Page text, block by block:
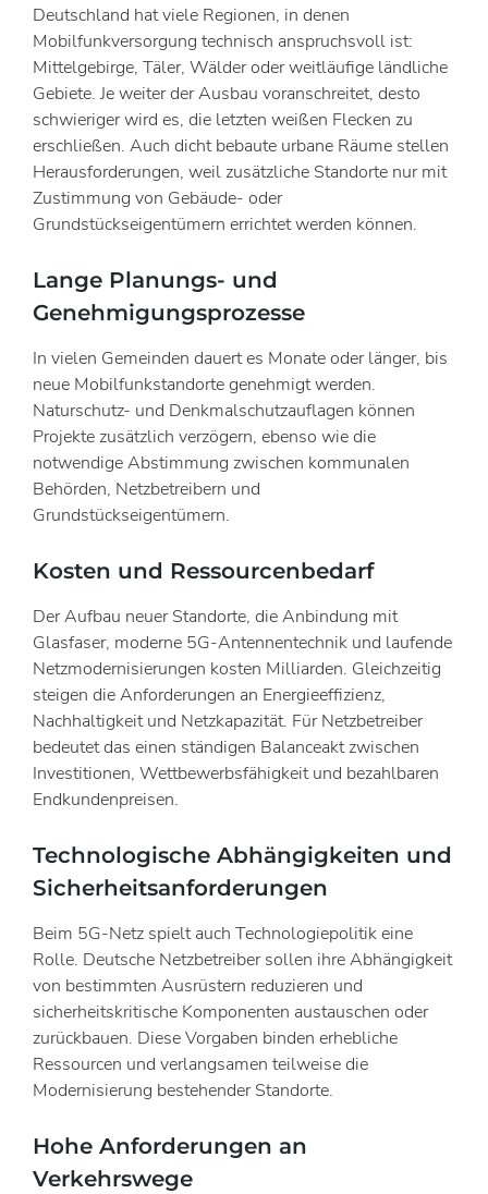
Deutschland hat viele Regionen, in denen
Mobilfunkversorgung technisch anspruchsvoll ist:
Mittelgebirge, Täler, Wälder oder weitläufige ländliche
Gebiete. Je weiter der Ausbau voranschreitet, desto
schwieriger wird es, die letzten weißen Flecken zu
erschließen. Auch dicht bebaute urbane Räume stellen
Herausforderungen, weil zusätzliche Standorte nur mit
Zustimmung von Gebäude- oder
Grundstückseigentümern errichtet werden können.
Lange Planungs- und
Genehmigungsprozesse
In vielen Gemeinden dauert es Monate oder länger, bis
neue Mobilfunkstandorte genehmigt werden.
Naturschutz- und Denkmalschutzauflagen können
Projekte zusätzlich verzögern, ebenso wie die
notwendige Abstimmung zwischen kommunalen
Behörden, Netzbetreibern und
Grundstückseigentümern.
Kosten und Ressourcenbedarf
Der Aufbau neuer Standorte, die Anbindung mit
Glasfaser, moderne 5G-Antennentechnik und laufende
Netzmodernisierungen kosten Milliarden. Gleichzeitig
steigen die Anforderungen an Energieeffizienz,
Nachhaltigkeit und Netzkapazität. Für Netzbetreiber
bedeutet das einen ständigen Balanceakt zwischen
Investitionen, Wettbewerbsfähigkeit und bezahlbaren
Endkundenpreisen.
Technologische Abhängigkeiten und
Sicherheitsanforderungen
Beim 5G-Netz spielt auch Technologiepolitik eine
Rolle. Deutsche Netzbetreiber sollen ihre Abhängigkeit
von bestimmten Ausrüstern reduzieren und
sicherheitskritische Komponenten austauschen oder
zurückbauen. Diese Vorgaben binden erhebliche
Ressourcen und verlangsamen teilweise die
Modernisierung bestehender Standorte.
Hohe Anforderungen an
Verkehrswege